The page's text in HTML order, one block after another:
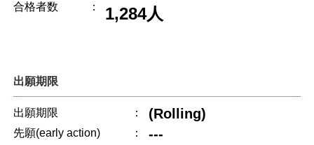
合格者数 ： 1,284人
出願期限
出願期限 ： (Rolling)
先願(early action) ： ---